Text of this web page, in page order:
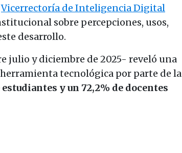
Vicerrectoría de Inteligencia Digital
sobre percepciones, usos,
desarrollo.
julio y diciembre de 2025- reveló una
tecnológica por parte de la
estudiantes y un 72,2% de docentes